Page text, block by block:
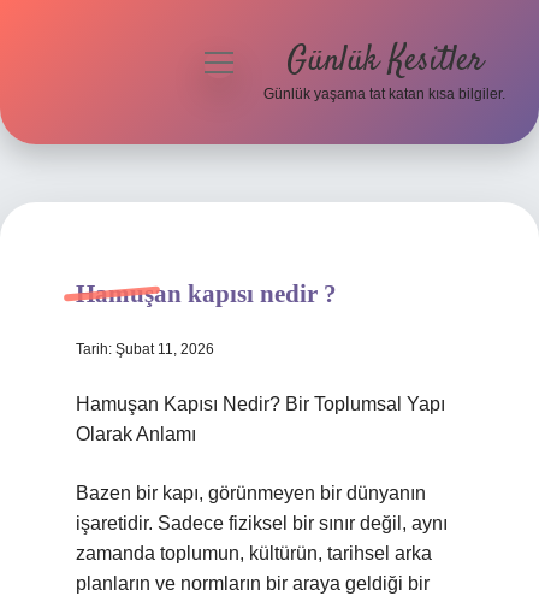
Hakkımızda
menüyü
Günlük Kesitler
Günlük yaşama tat katan kısa bilgiler.
Hamuşan kapısı nedir ?
Tarih: Şubat 11, 2026
Hamuşan Kapısı Nedir? Bir Toplumsal Yapı
Olarak Anlamı
Bazen bir kapı, görünmeyen bir dünyanın
işaretidir. Sadece fiziksel bir sınır değil, aynı
zamanda toplumun, kültürün, tarihsel arka
planların ve normların bir araya geldiği bir